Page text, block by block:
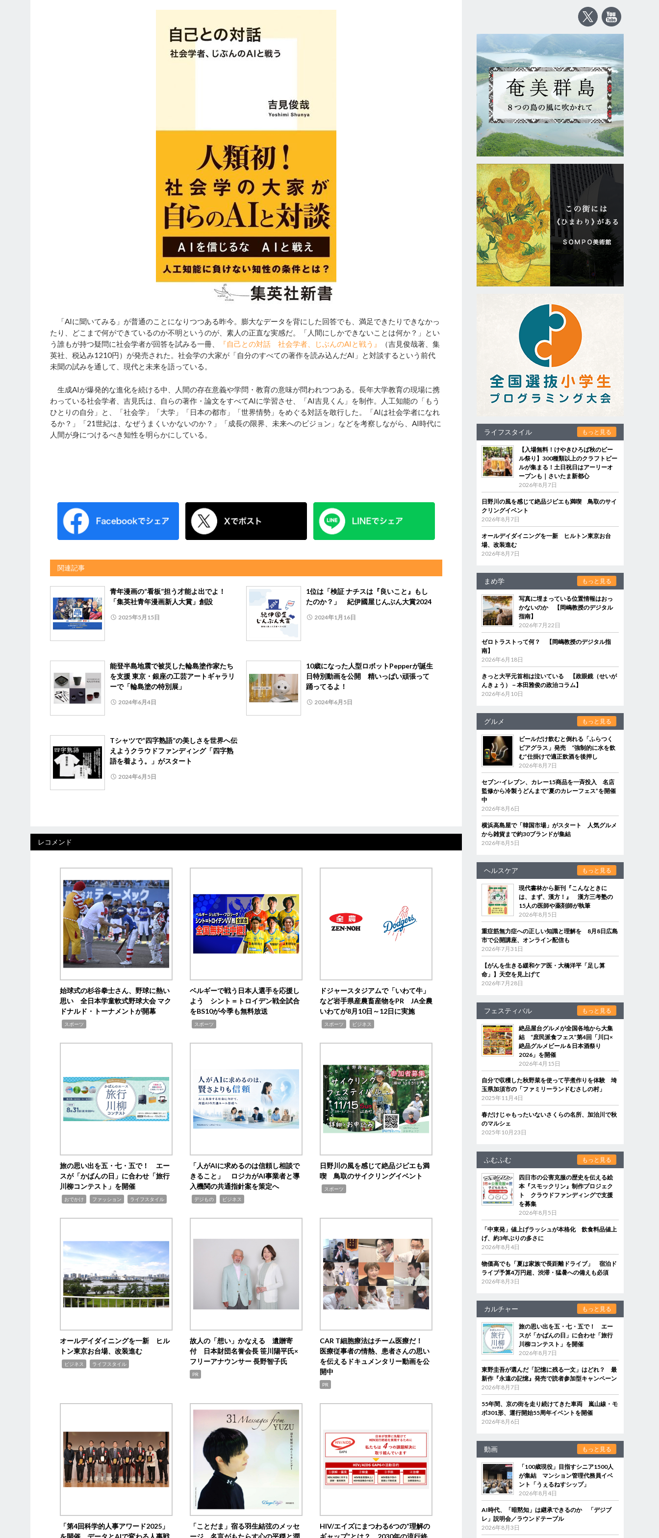
「AIに聞いてみる」が普通のことになりつつある昨今。膨大なデータを背にした回答でも、満足できたりできなかっ
たり、どこまで何ができているのか不明というのが、素人の正直な実感だ。「人間にしかできないことは何か？」とい
う誰もが持つ疑問に社会学者が回答を試みる一冊、
『自己との対話 社会学者、じぶんのAIと戦う』
（吉見俊哉著、集
英社、税込み1210円）が発売された。社会学の大家が「自分のすべての著作を読み込んだAI」と対談するという前代
未聞の試みを通して、現代と未来を語っている。
生成AIが爆発的な進化を続ける中、人間の存在意義や学問・教育の意味が問われつつある。長年大学教育の現場に携
わっている社会学者、吉見氏は、自らの著作・論文をすべてAIに学習させ、「AI吉見くん」を制作。人工知能の「もう
ひとりの自分」と、「社会学」「大学」「日本の都市」「世界情勢」をめぐる対話を敢行した。「AIは社会学者になれ
るか？」「21世紀は、なぜうまくいかないのか？」「成長の限界、未来へのビジョン」などを考察しながら、AI時代に
人間が身につけるべき知性を明らかにしている。
関連記事
青年漫画の“看板”担う才能よ出でよ！
「集英社青年漫画新人大賞」創設
2025年5月15日
1位は「検証 ナチスは『良いこと』もし
たのか？」 紀伊國屋じんぶん大賞2024
2024年1月16日
能登半島地震で被災した輪島塗作家たち
を支援 東京・銀座の工芸アートギャラリ
ーで「輪島塗の特別展」
2024年6月4日
10歳になった人型ロボットPepperが誕生
日特別動画を公開 精いっぱい頑張って
踊ってるよ！
2024年6月5日
Tシャツで“四字熟語”の美しさを世界へ伝
えようクラウドファンディング「四字熟
語を着よう。」がスタート
2024年6月5日
レコメンド
始球式の杉谷拳士さん、野球に熱い
思い 全日本学童軟式野球大会 マク
ドナルド・トーナメントが開幕
スポーツ
ベルギーで戦う日本人選手を応援し
よう シント＝トロイデン戦全試合
をBS10が今季も無料放送
スポーツ
ドジャースタジアムで「いわて牛」
など岩手県産農畜産物をPR JA全農
いわてが8月10日～12日に実施
スポーツ ビジネス
旅の思い出を五・七・五で！ エー
スが「かばんの日」に合わせ「旅行
川柳コンテスト」を開催
おでかけ ファッション ライフスタイル
「人がAIに求めるのは信頼し相談で
きること」 ロジカがAI事業者と導
入機関の共通指針案を策定へ
デジもの ビジネス
日野川の風を感じて絶品ジビエも満
喫 鳥取のサイクリングイベント
スポーツ
オールデイダイニングを一新 ヒル
トン東京お台場、改装進む
ビジネス ライフスタイル
故人の「想い」かなえる 遺贈寄
付 日本財団名誉会長 笹川陽平氏×
フリーアナウンサー 長野智子氏
PR
CAR T細胞療法はチーム医療だ！
医療従事者の情熱、患者さんの思い
を伝えるドキュメンタリー動画を公
開中
PR
「第4回科学的人事アワード2025」
を開催 データとAIで変わる人事戦
「ことだま」宿る羽生結弦のメッセ
ージ 名言がもたらす心の平穏と潤
HIV/エイズにまつわる6つの“理解の
ギャップ”とは？ 2030年の流行終
ライフスタイル もっと見る
【入場無料！けやきひろば秋のビー
ル祭り】300種類以上のクラフトビー
ルが集まる！土日祝日はアーリーオ
ープンも｜さいたま新都心
2026年8月7日
日野川の風を感じて絶品ジビエも満喫 鳥取のサイ
クリングイベント
2026年8月7日
オールデイダイニングを一新 ヒルトン東京お台
場、改装進む
2026年8月7日
まめ学 もっと見る
写真に埋まっている位置情報はおっ
かないのか 【岡嶋教授のデジタル
指南】
2026年7月22日
ゼロトラストって何？ 【岡嶋教授のデジタル指
南】
2026年6月18日
きっと大平元首相は泣いている 【政眼鏡（せいが
んきょう）－本田雅俊の政治コラム】
2026年6月10日
グルメ もっと見る
ビールだけ飲むと倒れる「ふらつく
ビアグラス」発売 “強制的に水を飲
む”仕掛けで適正飲酒を後押し
2026年8月7日
セブン‐イレブン、カレー15商品を一斉投入 名店
監修から冷製うどんまで“夏のカレーフェス”を開催
中
2026年8月6日
横浜高島屋で「韓国市場」がスタート 人気グルメ
から雑貨まで約30ブランドが集結
2026年8月5日
ヘルスケア もっと見る
現代書林から新刊『こんなときに
は、まず、漢方！』 漢方三考塾の
15人の医師や薬剤師が執筆
2026年8月5日
重症筋無力症への正しい知識と理解を 8月8日広島
市で公開講座、オンライン配信も
2026年7月31日
【がんを生きる緩和ケア医・大橋洋平「足し算
命」】天空を見上げて
2026年7月28日
フェスティバル もっと見る
絶品屋台グルメが全国各地から大集
結 “庶民派食フェス”第4回「川口×
絶品グルメビール＆日本酒祭り
2026」を開催
2026年4月15日
自分で収穫した秋野菜を使って芋煮作りを体験 埼
玉県加須市の「ファミリーランドむさしの村」
2025年11月4日
春だけじゃもったいないさくらの名所、加治川で秋
のマルシェ
2025年10月23日
ふむふむ もっと見る
四日市の公害克服の歴史を伝える絵
本『スモックリン』制作プロジェク
ト クラウドファンディングで支援
を募集
2026年8月5日
「中東発」値上げラッシュが本格化 飲食料品値上
げ、約3年ぶりの多さに
2026年8月4日
物価高でも「夏は家族で長距離ドライブ」 宿泊ド
ライブ予算4万円超、渋滞・猛暑への備えも必須
2026年8月3日
カルチャー もっと見る
旅の思い出を五・七・五で！ エー
スが「かばんの日」に合わせ「旅行
川柳コンテスト」を開催
2026年8月7日
東野圭吾が選んだ「記憶に残る一文」はどれ？ 最
新作『永遠の記憶』発売で読者参加型キャンペーン
2026年8月7日
55年間、京の街を走り続けてきた車両 嵐山線・モ
ボ301形、運行開始55周年イベントを開催
2026年8月6日
動画 もっと見る
「100歳現役」目指すシニア1500人
が集結 マンション管理代務員イベ
ント「うぇるねすシップ」
2026年8月4日
AI時代、「暗黙知」は継承できるのか 「デジブ
レ」説明会／ラウンドテーブル
2026年8月3日